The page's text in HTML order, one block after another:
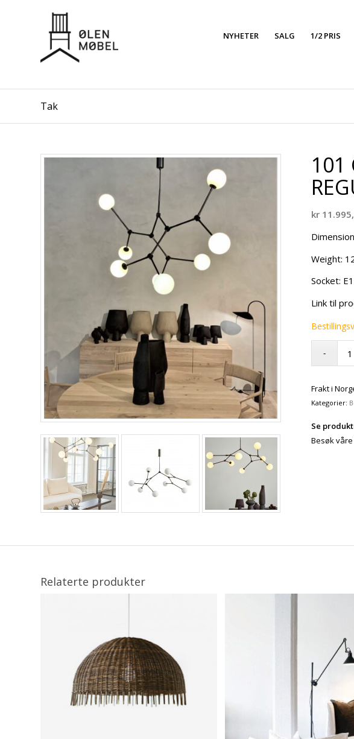
NYHETER SALG 1/2 PRIS
Tak
101
kr
Weight:
Socket:
Link til
Frakt i
Kategorier:
Se
Besøk
Relaterte produkter